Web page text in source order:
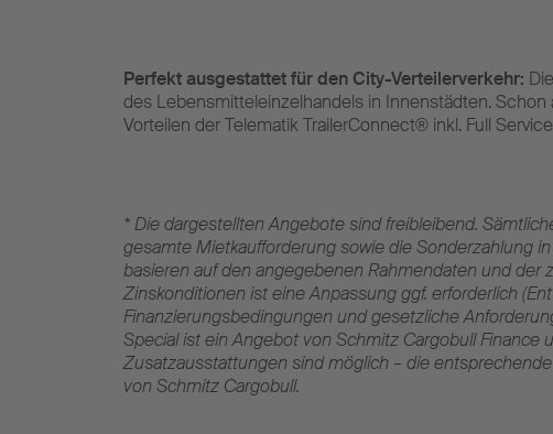
Perfekt ausgestattet für den City-Verteilerverkehr:
des Lebensmitteleinzelhandels in Innenstädten.
Vorteilen der Telematik TrailerConnect® inkl. Full
* Die dargestellten Angebote sind freibleibend.
gesamte Mietkaufforderung sowie die Sonderzahlung
basieren auf den angegebenen Rahmendaten und
Zinskonditionen ist eine Anpassung ggf. erforderlich
Finanzierungsbedingungen und gesetzliche
Special ist ein Angebot von Schmitz Cargobull
Zusatzausstattungen sind möglich – die
von Schmitz Cargobull.